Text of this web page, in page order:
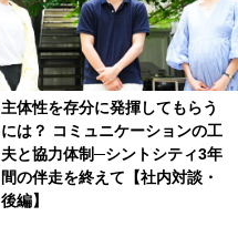
主体性を存分に発揮してもらう
には？ コミュニケーションの工
夫と協力体制─シントシティ3年
間の伴走を終えて【社内対談・
後編】